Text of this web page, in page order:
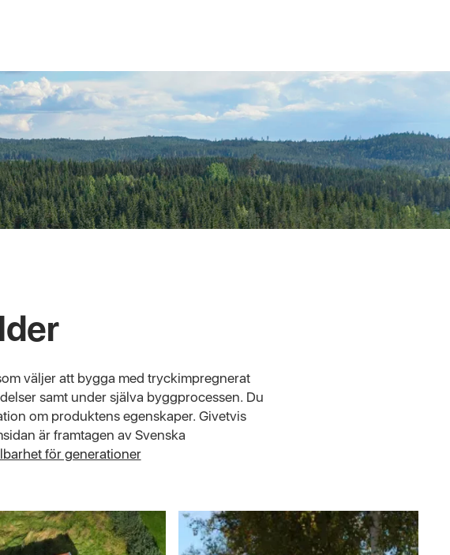
väljer att bygga med tryckimpregnerat
samt under själva byggprocessen. Du
om produktens egenskaper. Givetvis
är framtagen av Svenska
för generationer